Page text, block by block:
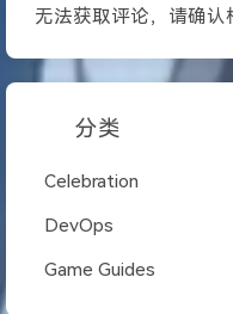
无法获取评论，请确认
分类
Celebration
DevOps
Game Guides